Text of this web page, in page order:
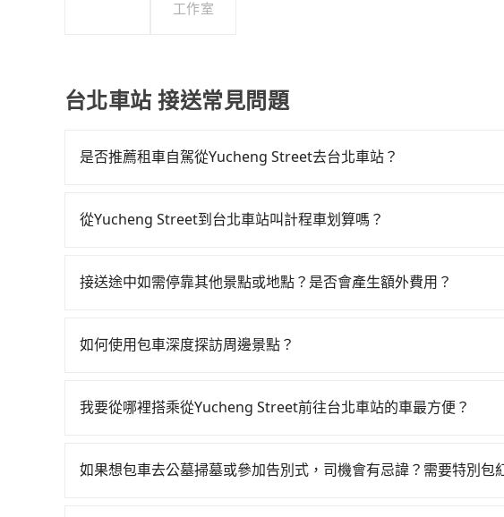
工作室
台北車站 接送常見問題
是否推薦租車自駕從Yucheng Street去台北車站？
邊可隨租隨借的iRent應該是你最便宜選擇。註冊完iRent的app後
自付。再者，和運的iRent只提供最基本的車型，如Toyota Yaris
遇到明明已經預約了時間但上一位用戶卻遲遲尚未歸還，又或者要
從Yucheng Street到台北車站叫計程車划算嗎？
到車，也可考慮打電話至附近的計程車隊，如志陽計程車、七星富
定的tripool，可能更適合你。
接送途中如需停靠其他景點或地點？是否會產生額外費用？
里內，需額外支付 200 元，且每個點最多停留 5 分鐘。加點費用
如何使用包車深度探訪周邊景點？
節奏和時間進行遊覽。除了景點本身，還可以體驗周邊的文化和風
我要從哪裡搭乘從Yucheng Street前往台北車站的車最方便？
得到，我們就保證發車。直接在官網上輸入住家地址、辦公大樓
如果想包車去公墓掃墓或參加告別式，司機會有忌諱？需要特別包